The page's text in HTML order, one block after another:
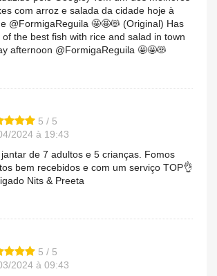
com arroz e salada da cidade hoje à
@FormigaReguila 🤩🤩😻 (Original) Has
of the best fish with rice and salad in town
afternoon @FormigaReguila 🤩🤩😻
5 / 5
2024 à 19:43
jantar de 7 adultos e 5 crianças. Fomos
bem recebidos e com um serviço TOP👌
Nits & Preeta
5 / 5
2024 à 09:43